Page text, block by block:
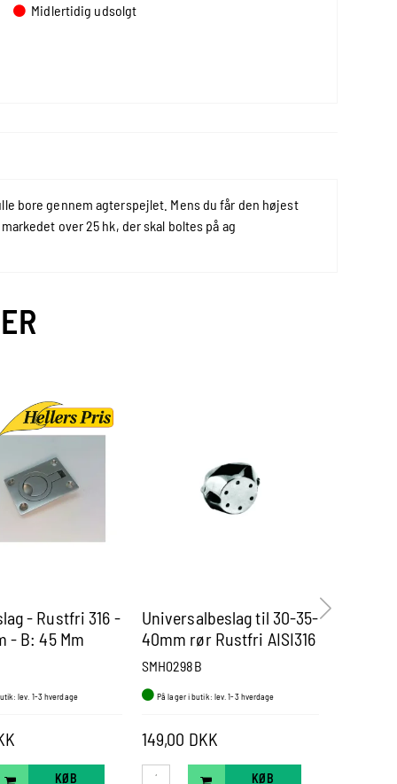
Midlertidig udsolgt
bore gennem agterspejlet. Mens du får den højest
over 25 hk, der skal boltes på ag
- Rustfri 316 -
- B: 45 Mm
lev. 1-3 hverdage
KØB
Universalbeslag til 30-35-
40mm rør Rustfri AISI316
SMH0298B
På lager i butik: lev. 1-3 hverdage
149,00 DKK
KØB